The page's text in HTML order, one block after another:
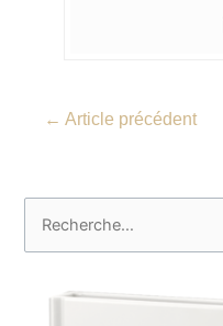
← Article précédent